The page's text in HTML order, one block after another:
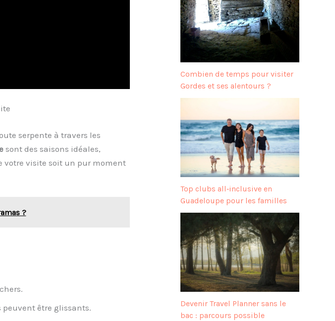
serpente à travers les
sont des saisons idéales,
votre visite soit un pur moment
?
peuvent être glissants.
Combien de temps pour visiter
Gordes et ses alentours ?
Top clubs all‑inclusive en
Guadeloupe pour les familles
Devenir Travel Planner sans le
bac : parcours possible